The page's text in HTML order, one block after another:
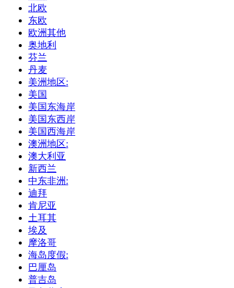
北欧
东欧
欧洲其他
奥地利
芬兰
丹麦
美洲地区:
美国
美国东海岸
美国东西岸
美国西海岸
澳洲地区:
澳大利亚
新西兰
中东非洲:
迪拜
肯尼亚
土耳其
埃及
摩洛哥
海岛度假:
巴厘岛
普吉岛